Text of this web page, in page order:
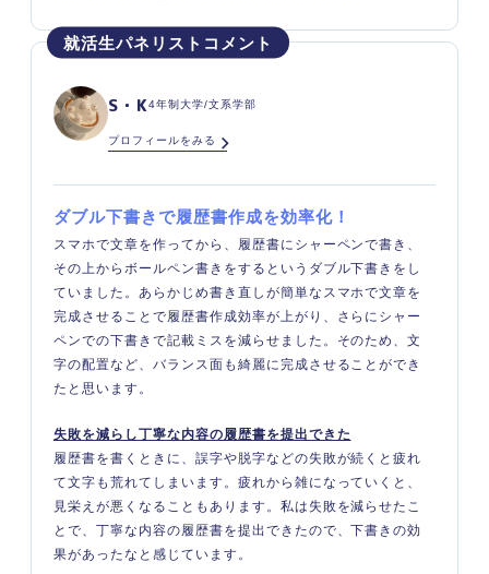
S・K4年制大学/文系学部
プロフィールをみる
ダブル下書きで履歴書作成を効率化！
スマホで文章を作ってから、履歴書にシャーペンで書き、
その上からボールペン書きをするというダブル下書きをし
ていました。あらかじめ書き直しが簡単なスマホで文章を
完成させることで履歴書作成効率が上がり、さらにシャー
ペンでの下書きで記載ミスを減らせました。そのため、文
字の配置など、バランス面も綺麗に完成させることができ
たと思います。
失敗を減らし丁寧な内容の履歴書を提出できた
履歴書を書くときに、誤字や脱字などの失敗が続くと疲れ
て文字も荒れてしまいます。疲れから雑になっていくと、
見栄えが悪くなることもあります。私は失敗を減らせたこ
とで、丁寧な内容の履歴書を提出できたので、下書きの効
果があったなと感じています。